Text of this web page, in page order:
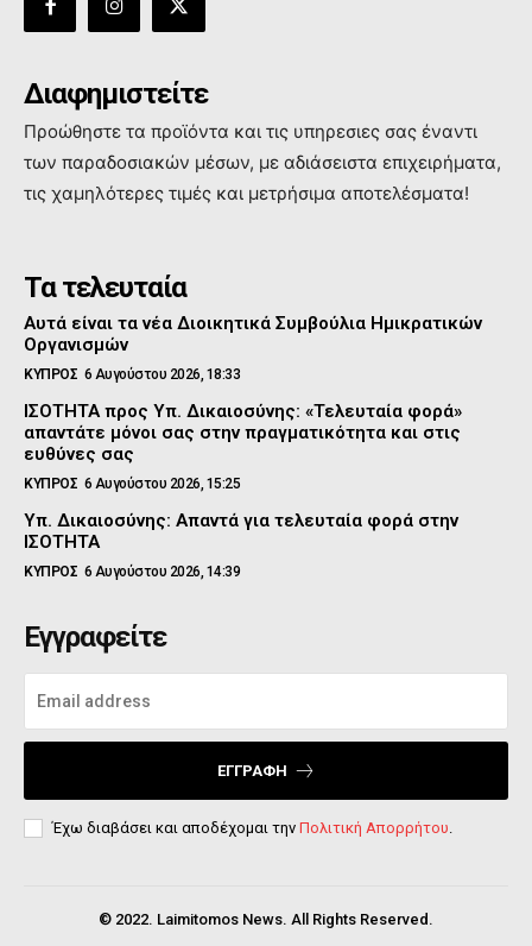
Διαφημιστείτε
Προώθηστε τα προϊόντα και τις υπηρεσιες σας έναντι
των παραδοσιακών μέσων, με αδιάσειστα επιχειρήματα,
τις χαμηλότερες τιμές και μετρήσιμα αποτελέσματα!
Τα τελευταία
Αυτά είναι τα νέα Διοικητικά Συμβούλια Ημικρατικών
Οργανισμών
ΚΥΠΡΟΣ 6 Αυγούστου 2026, 18:33
ΙΣΟΤΗΤΑ προς Υπ. Δικαιοσύνης: «Τελευταία φορά»
απαντάτε μόνοι σας στην πραγματικότητα και στις
ευθύνες σας
ΚΥΠΡΟΣ 6 Αυγούστου 2026, 15:25
Υπ. Δικαιοσύνης: Απαντά για τελευταία φορά στην
ΙΣΟΤΗΤΑ
ΚΥΠΡΟΣ 6 Αυγούστου 2026, 14:39
Εγγραφείτε
ΕΓΓΡΑΦΉ
Έχω διαβάσει και αποδέχομαι την Πολιτική Απορρήτου.
© 2022. Laimitomos News. All Rights Reserved.